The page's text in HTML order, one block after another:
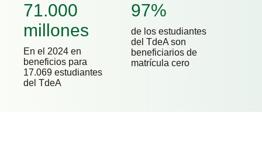
71.000
millones
En el 2024 en
beneficios para
17.069 estudiantes
del TdeA
97%
de los estudiantes
del TdeA son
beneficiarios de
matrícula cero